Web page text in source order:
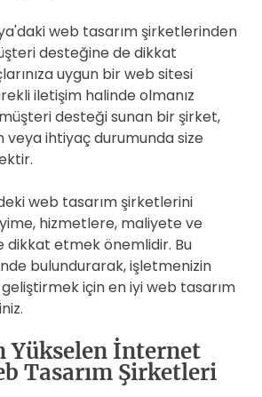
web tasarım şirketlerinden
desteğine de dikkat
uygun bir web sitesi
iletişim halinde olmanız
desteği sunan bir şirket,
veya ihtiyaç durumunda size
web tasarım şirketlerini
hizmetlere, maliyete ve
dikkat etmek önemlidir. Bu
bulundurarak, işletmenizin
geliştirmek için en iyi web tasarım
Yükselen İnternet
Tasarım Şirketleri